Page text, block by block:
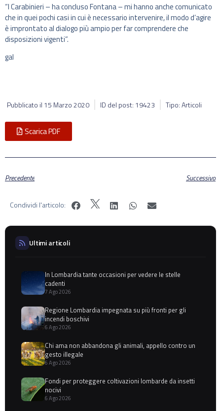
“I Carabinieri – ha concluso Fontana – mi hanno anche comunicato
che in quei pochi casi in cui è necessario intervenire, il modo d’agire
è improntato al dialogo più ampio per far comprendere che
disposizioni vigenti”.
gal
Pubblicato il 15 Marzo 2020 ID del post: 19423 Tipo: Articoli
Scarica PDF
Precedente Successivo
Condividi l'articolo:
Ultimi articoli
In Lombardia tante occasioni per vedere le stelle
cadenti
7 Ago 2026
Regione Lombardia impegnata su più fronti per gli
incendi boschivi
6 Ago 2026
Chi ama non abbandona gli animali, appello contro un
gesto illegale
6 Ago 2026
Fondi per proteggere coltivazioni lombarde da insetti
nocivi
6 Ago 2026